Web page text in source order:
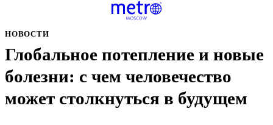
НОВОСТИ
Глобальное потепление и новые
болезни: с чем человечество
может столкнуться в будущем